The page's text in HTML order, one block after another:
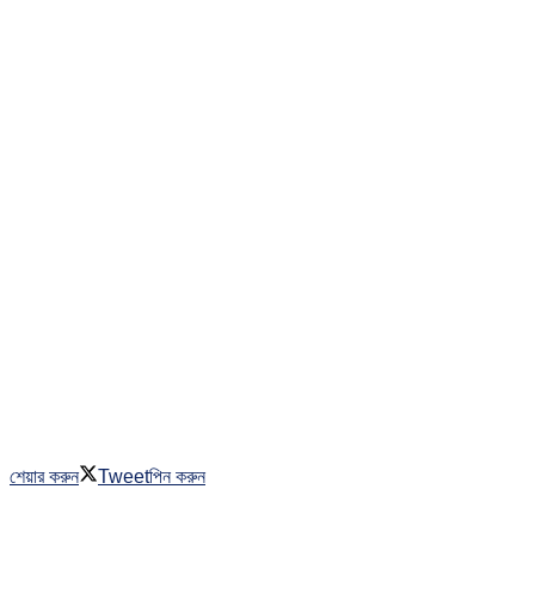
শেয়ার করুন Tweetপিন করুন